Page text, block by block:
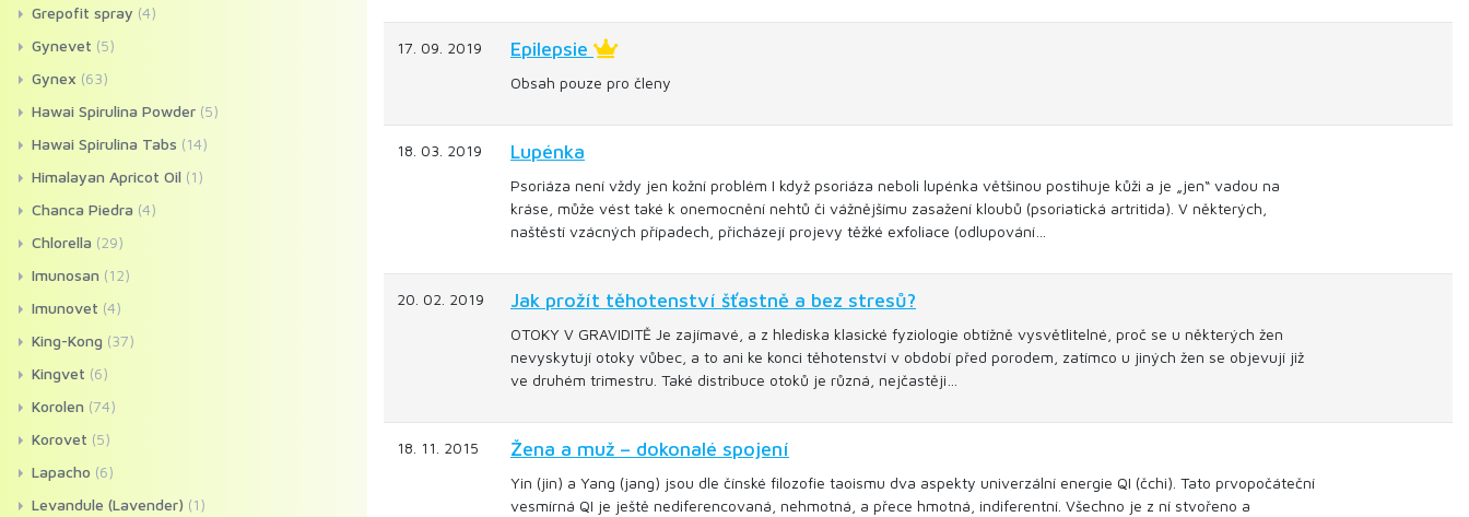
17. 09. 2019 Epilepsie
Obsah pouze pro členy
18. 03. 2019 Lupénka
Psoriáza není vždy jen kožní problém I když psoriáza neboli lupénka většinou postihuje kůži a je „jen“ vadou na
kráse, může vést také k onemocnění nehtů či vážnějšímu zasažení kloubů (psoriatická artritida). V některých,
naštěstí vzácných případech, přicházejí projevy těžké exfoliace (odlupování…
20. 02. 2019 Jak prožít těhotenství šťastně a bez stresů?
OTOKY V GRAVIDITĚ Je zajímavé, a z hlediska klasické fyziologie obtížně vysvětlitelné, proč se u některých žen
nevyskytují otoky vůbec, a to ani ke konci těhotenství v období před porodem, zatímco u jiných žen se objevují již
ve druhém trimestru. Také distribuce otoků je různá, nejčastěji…
18. 11. 2015 Žena a muž – dokonalé spojení
Yin (jin) a Yang (jang) jsou dle čínské filozofie taoismu dva aspekty univerzální energie QI (čchi). Tato prvopočáteční
vesmírná QI je ještě nediferencovaná, nehmotná, a přece hmotná, indiferentní. Všechno je z ní stvořeno a
Grepofit spray (4)
Gynevet (5)
Gynex (63)
Hawai Spirulina Powder (5)
Hawai Spirulina Tabs (14)
Himalayan Apricot Oil (1)
Chanca Piedra (4)
Chlorella (29)
Imunosan (12)
Imunovet (4)
King-Kong (37)
Kingvet (6)
Korolen (74)
Korovet (5)
Lapacho (6)
Levandule (Lavender) (1)